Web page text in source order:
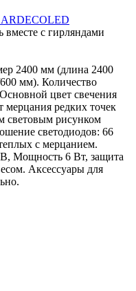
ARDECOLED
с гирляндами
2400 мм (длина 2400
мм). Количество
цвет свечения
редких точек
рисунком
светодиодов: 66
с мерцанием.
Мощность 6 Вт, защита
Аксессуары для